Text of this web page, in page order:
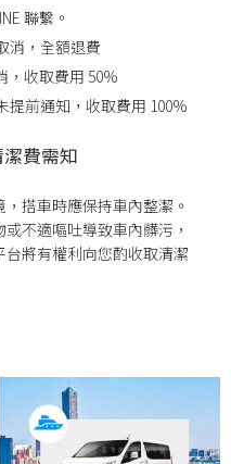
聯繫。
消，全額退費
，收取費用 50%
提前通知，收取費用 100%
費需知
搭車時應保持車內整潔。
不適嘔吐導致車內髒污，
將有權利向您酌收取清潔